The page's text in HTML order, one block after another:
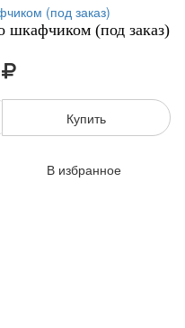
шкафчиком (под заказ)
Купить
В избранное